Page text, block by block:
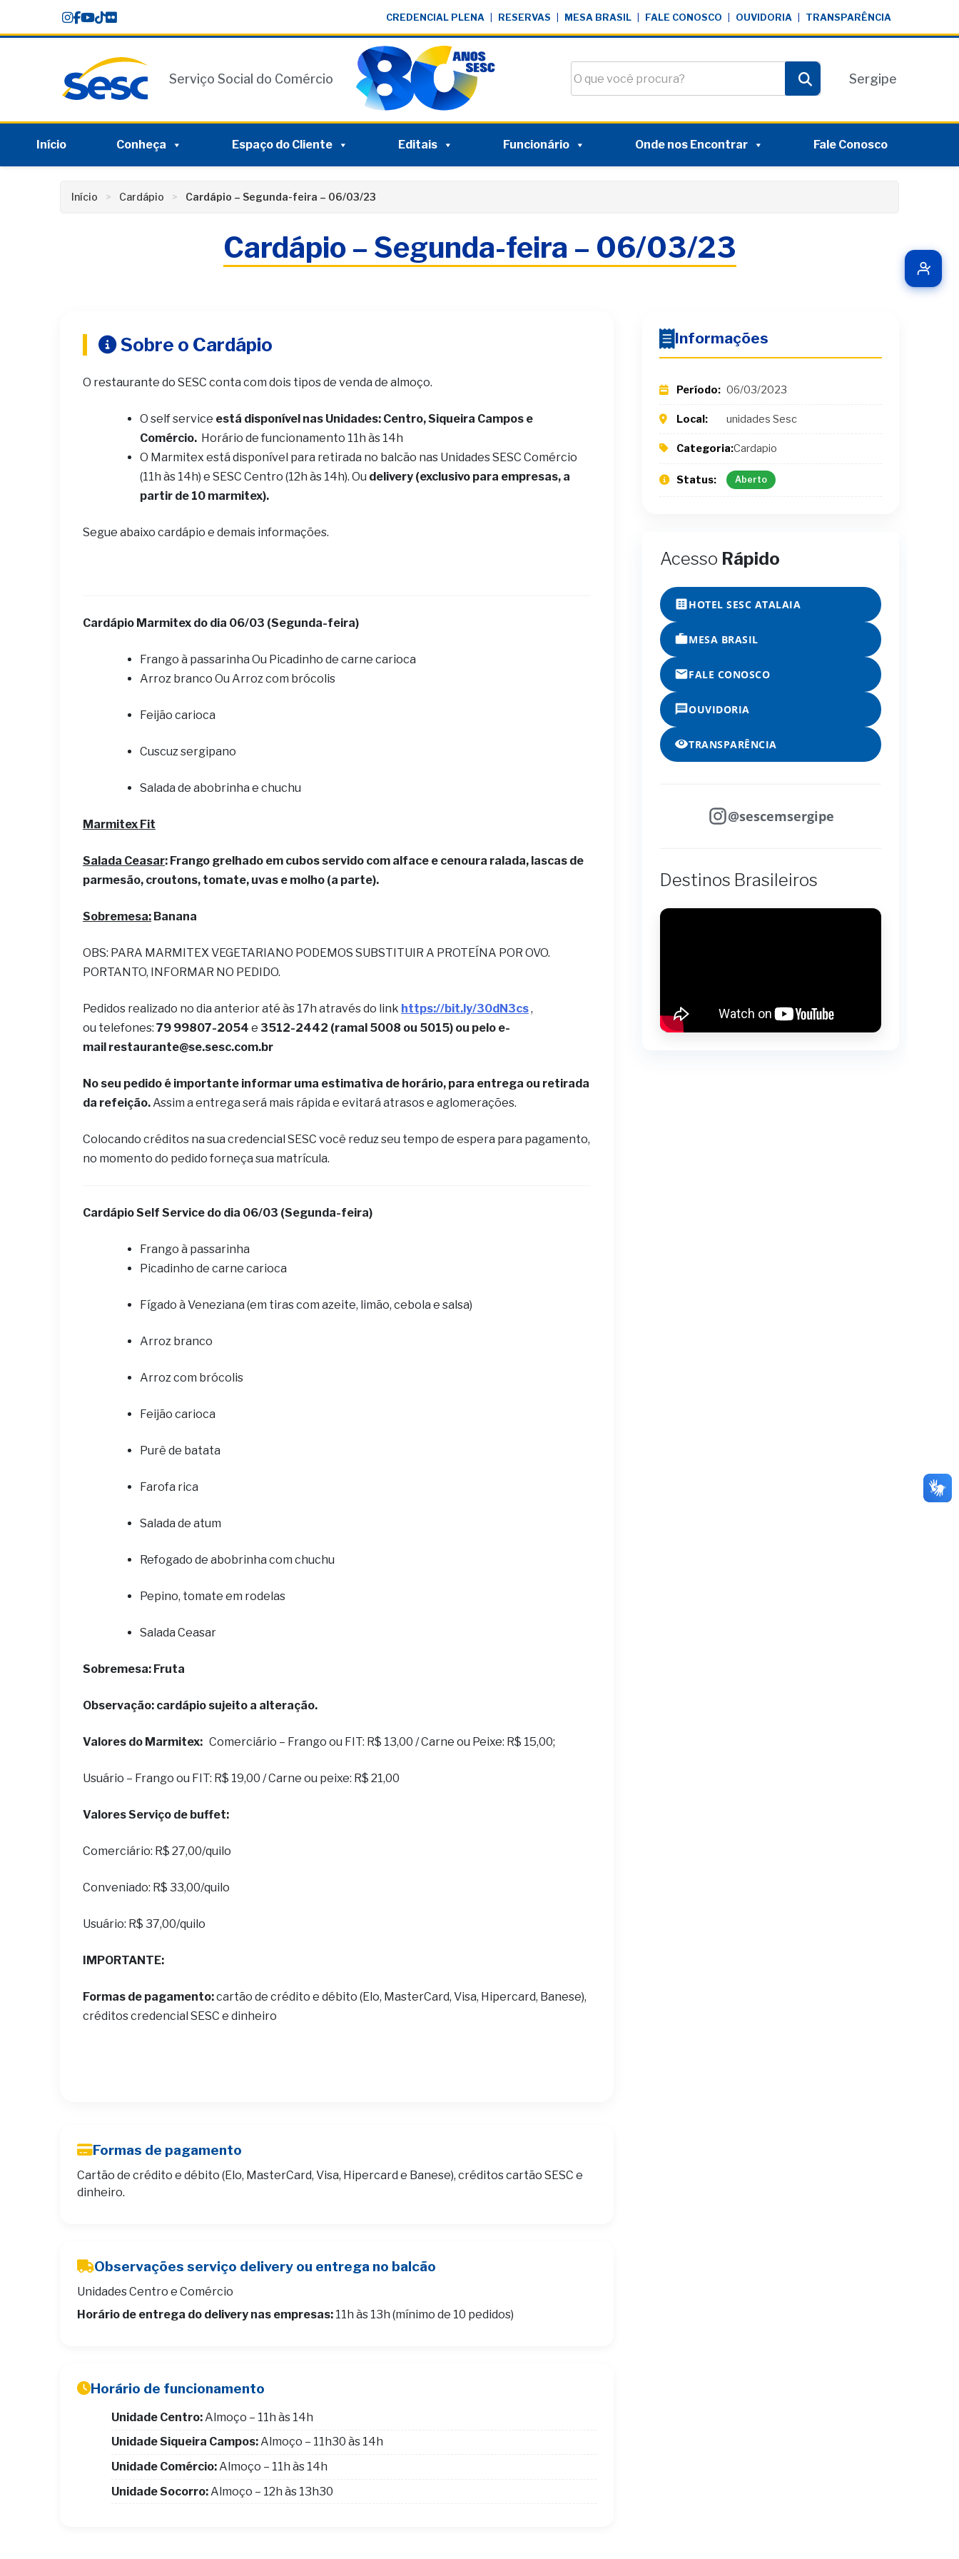
content
CREDENCIAL PLENA RESERVAS MESA BRASIL FALE CONOSCO OUVIDORIA TRANSPARÊNCIA
Serviço Social do Comércio
Pesquisar
Sergipe
Início Conheça Espaço do Cliente Editais Funcionário Onde nos Encontrar Fale Conosco
Início Cardápio Cardápio – Segunda-feira – 06/03/23
Cardápio – Segunda-feira – 06/03/23
Sobre o Cardápio
O restaurante do SESC conta com dois tipos de venda de almoço.
O self service está disponível nas Unidades: Centro, Siqueira Campos e
Comércio. Horário de funcionamento 11h às 14h
O Marmitex está disponível para retirada no balcão nas Unidades SESC Comércio
(11h às 14h) e SESC Centro (12h às 14h). Ou delivery (exclusivo para empresas, a
partir de 10 marmitex).
Segue abaixo cardápio e demais informações.
Cardápio Marmitex do dia 06/03 (Segunda-feira)
Frango à passarinha Ou Picadinho de carne carioca
Arroz branco Ou Arroz com brócolis
Feijão carioca
Cuscuz sergipano
Salada de abobrinha e chuchu
Marmitex Fit
Salada Ceasar: Frango grelhado em cubos servido com alface e cenoura ralada, lascas de
parmesão, croutons, tomate, uvas e molho (a parte).
Sobremesa: Banana
OBS: PARA MARMITEX VEGETARIANO PODEMOS SUBSTITUIR A PROTEÍNA POR OVO.
PORTANTO, INFORMAR NO PEDIDO.
Pedidos realizado no dia anterior até às 17h através do link https://bit.ly/30dN3cs,
ou telefones: 79 99807-2054 e 3512-2442 (ramal 5008 ou 5015) ou pelo e-
mail restaurante@se.sesc.com.br
No seu pedido é importante informar uma estimativa de horário, para entrega ou retirada
da refeição.Assim a entrega será mais rápida e evitará atrasos e aglomerações.
Colocando créditos na sua credencial SESC você reduz seu tempo de espera para pagamento,
no momento do pedido forneça sua matrícula.
Cardápio Self Service do dia 06/03 (Segunda-feira)
Frango à passarinha
Picadinho de carne carioca
Fígado à Veneziana (em tiras com azeite, limão, cebola e salsa)
Arroz branco
Arroz com brócolis
Feijão carioca
Purê de batata
Farofa rica
Salada de atum
Refogado de abobrinha com chuchu
Pepino, tomate em rodelas
Salada Ceasar
Sobremesa: Fruta
Observação: cardápio sujeito a alteração.
Valores do Marmitex: Comerciário – Frango ou FIT: R$ 13,00 / Carne ou Peixe: R$ 15,00;
Usuário – Frango ou FIT: R$ 19,00 / Carne ou peixe: R$ 21,00
Valores Serviço de buffet:
Comerciário: R$ 27,00/quilo
Conveniado: R$ 33,00/quilo
Usuário: R$ 37,00/quilo
IMPORTANTE:
Formas de pagamento:cartão de crédito e débito (Elo, MasterCard, Visa, Hipercard, Banese),
créditos credencial SESC e dinheiro
Formas de pagamento
Cartão de crédito e débito (Elo, MasterCard, Visa, Hipercard e Banese), créditos cartão SESC e
dinheiro.
Observações serviço delivery ou entrega no balcão
Unidades Centro e Comércio
Horário de entrega do delivery nas empresas: 11h às 13h (mínimo de 10 pedidos)
Horário de funcionamento
Unidade Centro: Almoço – 11h às 14h
Unidade Siqueira Campos:Almoço – 11h30 às 14h
Unidade Comércio:Almoço – 11h às 14h
Unidade Socorro: Almoço – 12h às 13h30
Informações
Período: 06/03/2023
Local: unidades Sesc
Categoria:Cardapio
Status: Aberto
Acesso Rápido
HOTEL SESC ATALAIA
MESA BRASIL
FALE CONOSCO
OUVIDORIA
TRANSPARÊNCIA
@sescemsergipe
Destinos Brasileiros